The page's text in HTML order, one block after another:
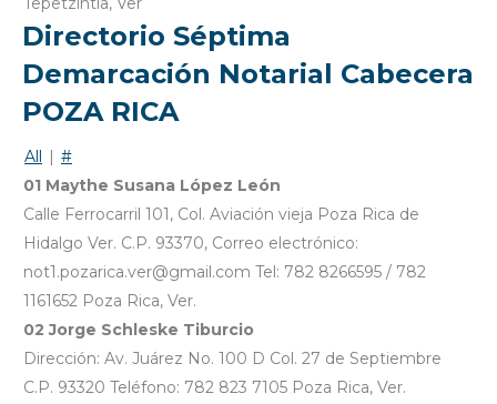
Directorio Séptima
Demarcación Notarial Cabecera
POZA RICA
All | #
01 Maythe Susana López León
Calle Ferrocarril 101, Col. Aviación vieja Poza Rica de
Hidalgo Ver. C.P. 93370, Correo electrónico:
not1.pozarica.ver@gmail.com Tel: 782 8266595 / 782
1161652 Poza Rica, Ver.
02 Jorge Schleske Tiburcio
Dirección: Av. Juárez No. 100 D Col. 27 de Septiembre
C.P. 93320 Teléfono: 782 823 7105 Poza Rica, Ver.